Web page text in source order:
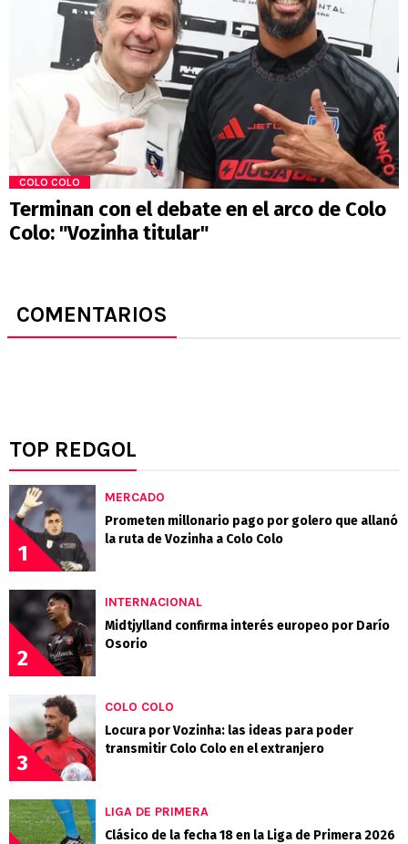
COLO COLO
Terminan con el debate en el arco de Colo
Colo: "Vozinha titular"
COMENTARIOS
TOP REDGOL
1
MERCADO
Prometen millonario pago por golero que allanó
la ruta de Vozinha a Colo Colo
2
INTERNACIONAL
Midtjylland confirma interés europeo por Darío
Osorio
3
COLO COLO
Locura por Vozinha: las ideas para poder
transmitir Colo Colo en el extranjero
LIGA DE PRIMERA
Clásico de la fecha 18 en la Liga de Primera 2026